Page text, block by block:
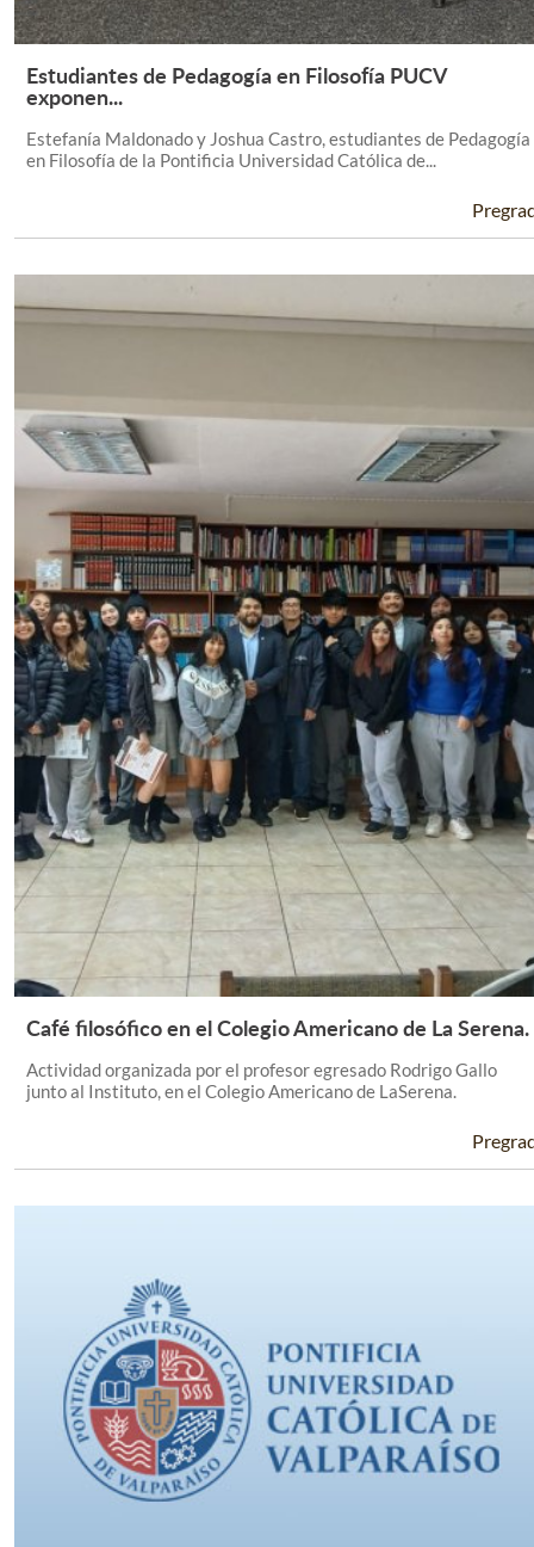
Leer Más +
Estudiantes de Pedagogía en Filosofía PUCV
exponen...
Estefanía Maldonado y Joshua Castro, estudiantes de Pedagogía
en Filosofía de la Pontificia Universidad Católica de...
Leer Más +
Café filosófico en el Colegio Americano de La Serena.
Actividad organizada por el profesor egresado Rodrigo Gallo
junto al Instituto, en el Colegio Americano de LaSerena.